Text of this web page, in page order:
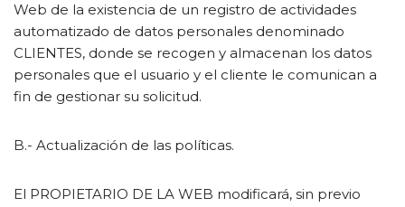
Web de la existencia de un registro de actividades
automatizado de datos personales denominado
CLIENTES, donde se recogen y almacenan los datos
personales que el usuario y el cliente le comunican a
fin de gestionar su solicitud.
B.- Actualización de las políticas.
El PROPIETARIO DE LA WEB modificará, sin previo